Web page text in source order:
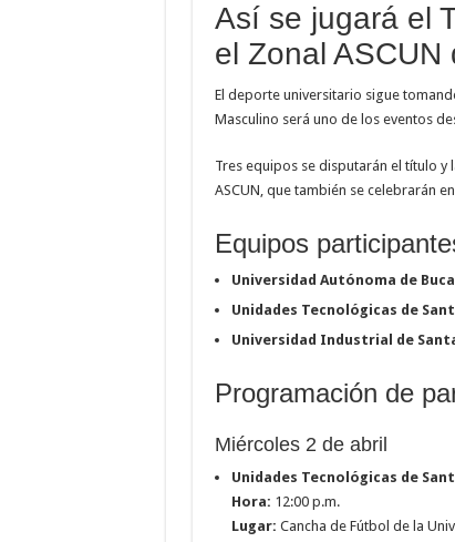
Así se jugará el
el Zonal
El deporte universitario sigue
Masculino será uno de los eventos
Tres equipos se disputarán el título
ASCUN, que también se celebrarán
Equipos
Universidad Autónoma de
Unidades Tecnológicas de
Universidad Industrial de
Programación de
Miércoles 2 de abril
Unidades Tecnológicas de
Hora: 12:00 p.m.
Lugar: Cancha de Fútbol de la